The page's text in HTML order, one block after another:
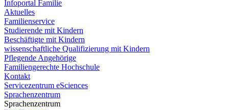
Infoportal Familie
Aktuelles
Familienservice
Studierende mit Kindern
Beschäftigte mit Kindern
wissenschaftliche Qualifizierung mit Kindern
Pflegende Angehörige
Familiengerechte Hochschule
Kontakt
Servicezentrum eSciences
Sprachenzentrum
Sprachenzentrum